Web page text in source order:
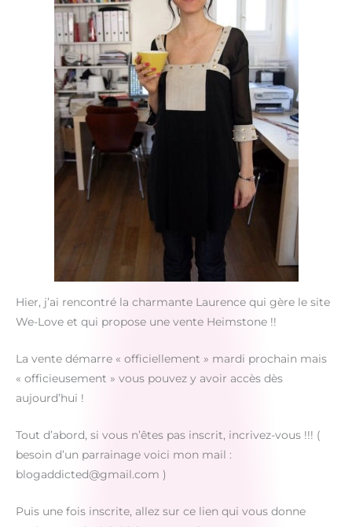
Hier, j’ai rencontré la charmante Laurence qui gère le site
We-Love et qui propose une vente Heimstone !!
La vente démarre « officiellement » mardi prochain mais
« officieusement » vous pouvez y avoir accès dès
aujourd’hui !
Tout d’abord, si vous n’êtes pas inscrit, incrivez-vous !!! (
besoin d’un parrainage voici mon mail :
blogaddicted@gmail.com )
Puis une fois inscrite, allez sur ce lien qui vous donne